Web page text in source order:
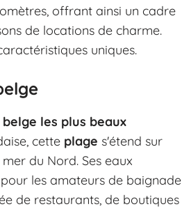
offrant ainsi un cadre
de locations de charme.
uniques.
les plus beaux
cette plage s'étend sur
du Nord. Ses eaux
les amateurs de baignade
de restaurants, de boutiques